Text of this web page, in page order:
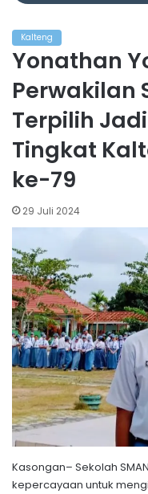
Kalteng
Yonathan
Perwakilan
Terpilih
Tingkat
ke-79
29 Juli 2024
Kasongan– Sekolah
kepercayaan untuk